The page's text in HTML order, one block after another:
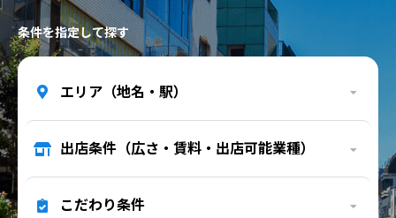
条件を指定して探す
エリア（地名・駅）
出店条件（広さ・賃料・出店可能業種）
こだわり条件